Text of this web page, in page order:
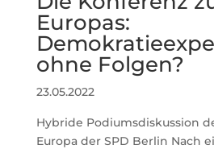
Europas:
ohne Folgen?
23.05.2022
Hybride Podiumsdiskussion
Europa der SPD Berlin Nach